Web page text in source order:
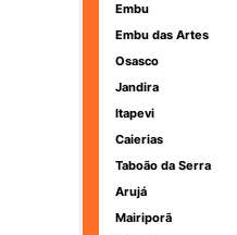
Embu
Embu das Artes
Osasco
Jandira
Itapevi
Caierias
Taboão da Serra
Arujá
Mairiporã